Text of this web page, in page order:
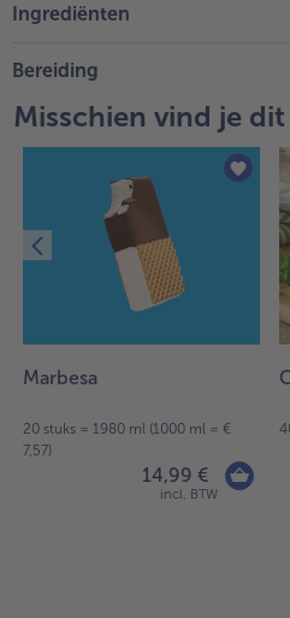
Ingrediënten
Bereiding
Misschien vind je
Marbesa
20 stuks = 1980 ml (1000 ml = €
7,57)
14,99 €
incl. BTW